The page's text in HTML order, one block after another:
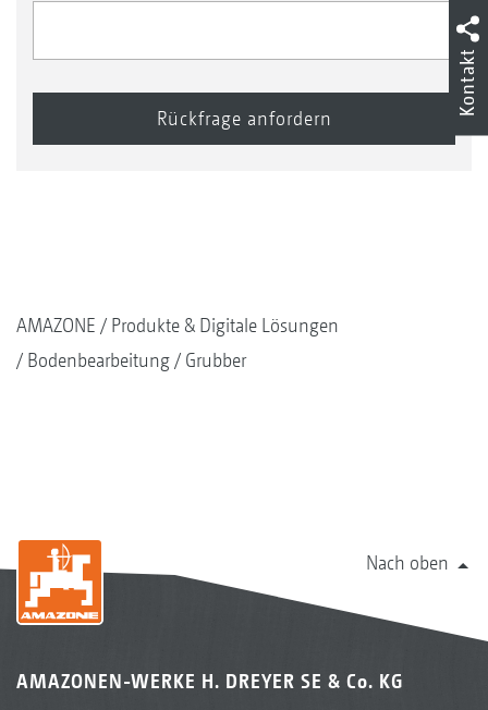
AMAZONE
Produkte & Digitale Lösungen
Bodenbearbeitung
Grubber
Nach oben
AMAZONEN-WERKE H. DREYER SE & Co. KG
Kontakt